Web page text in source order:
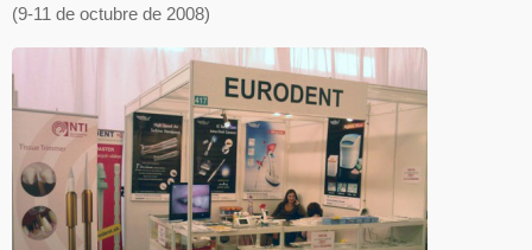
(9-11 de octubre de 2008)